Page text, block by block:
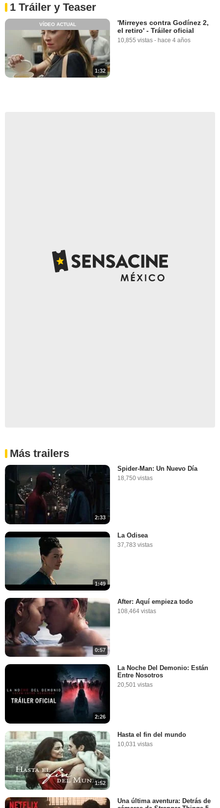
1 Tráiler y Teaser
1:32
VÍDEO ACTUAL
'Mirreyes contra Godínez 2,
el retiro' - Tráiler oficial
10,855 vistas - hace 4 años
Más trailers
2:33
Spider-Man: Un Nuevo Día
18,750 vistas
1:49
La Odisea
37,783 vistas
0:57
After: Aquí empieza todo
108,464 vistas
2:26
La Noche Del Demonio: Están
Entre Nosotros
20,501 vistas
1:52
Hasta el fin del mundo
10,031 vistas
Una última aventura: Detrás de